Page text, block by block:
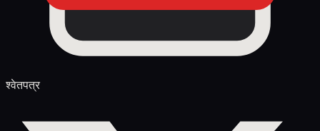
श्वेतपत्र